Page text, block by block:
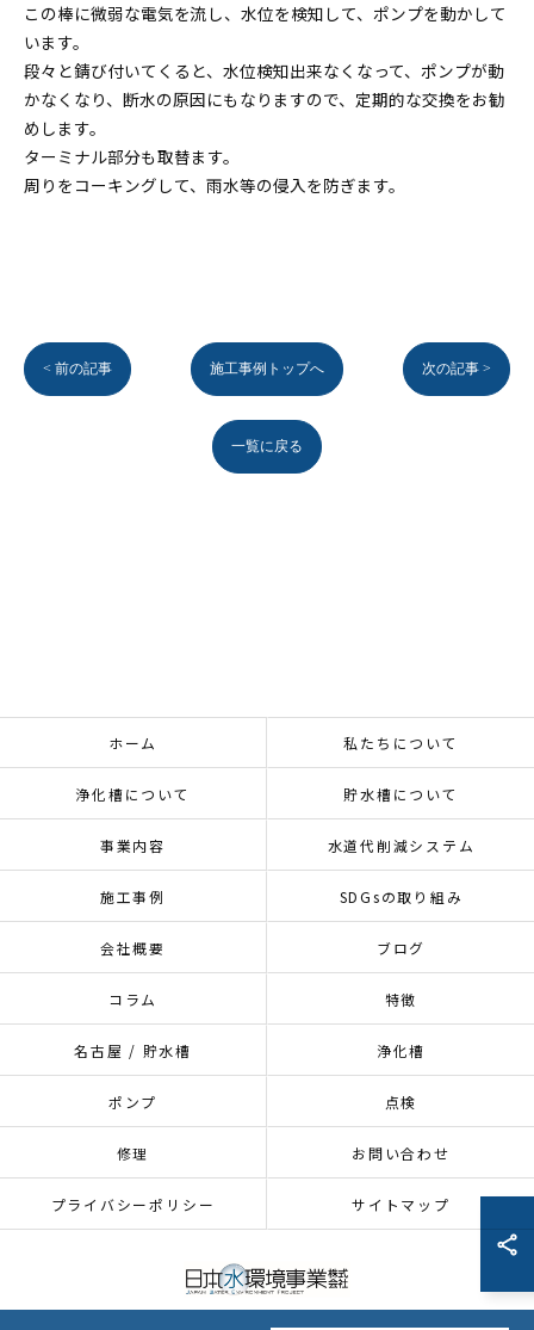
この棒に微弱な電気を流し、水位を検知して、ポンプを動かして
います。
段々と錆び付いてくると、水位検知出来なくなって、ポンプが動
かなくなり、断水の原因にもなりますので、定期的な交換をお勧
めします。
ターミナル部分も取替ます。
周りをコーキングして、雨水等の侵入を防ぎます。
< 前の記事 施工事例トップへ 次の記事 >
一覧に戻る
ホーム 私たちについて
浄化槽について 貯水槽について
事業内容 水道代削減システム
施工事例 SDGsの取り組み
会社概要 ブログ
コラム 特徴
名古屋 / 貯水槽 浄化槽
ポンプ 点検
修理 お問い合わせ
プライバシーポリシー サイトマップ